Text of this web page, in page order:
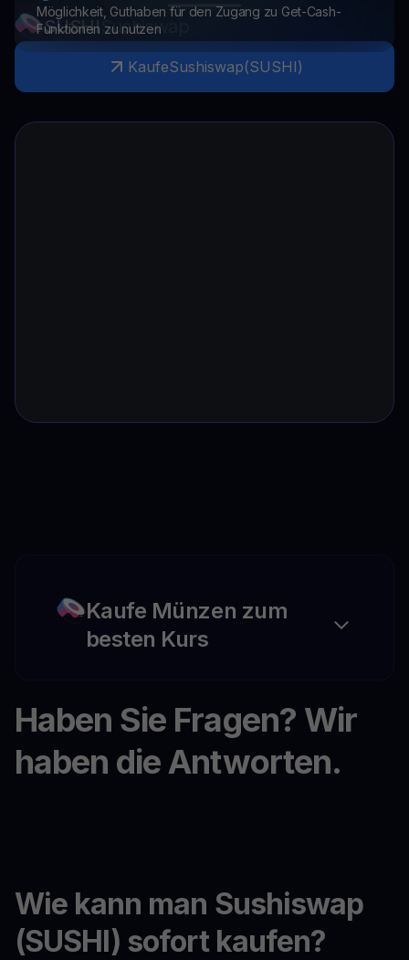
Möglichkeit, Guthaben für den Zugang zu Get-Cash-
Funktionen zu nutzen
SUSHI Sushiswap
KaufeSushiswap(SUSHI)
Kaufe Münzen zum
besten Kurs
Haben Sie Fragen? Wir
haben die Antworten.
Wie kann man Sushiswap
(SUSHI) sofort kaufen?